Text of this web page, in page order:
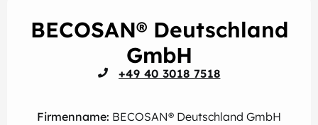
BECOSAN® Deutschland
GmbH
+49 40 3018 7518
Firmenname: BECOSAN® Deutschland GmbH